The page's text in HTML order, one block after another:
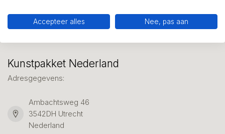
Kunstpakket Nederland
Adresgegevens:
Ambachtsweg 46
3542DH Utrecht
Nederland
Accepteer alles Nee, pas aan